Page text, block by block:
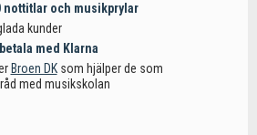
nottitlar och musikprylar
kunder
med Klarna
Broen DKsom hjälper de som
med musikskolan